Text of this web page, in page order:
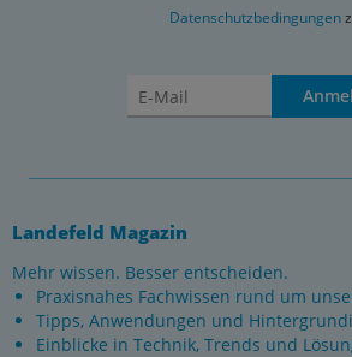
Datenschutzbedingungen
Landefeld Magazin
Mehr wissen. Besser entscheiden.
Praxisnahes Fachwissen rund um
Tipps, Anwendungen und
Einblicke in Technik, Trends und